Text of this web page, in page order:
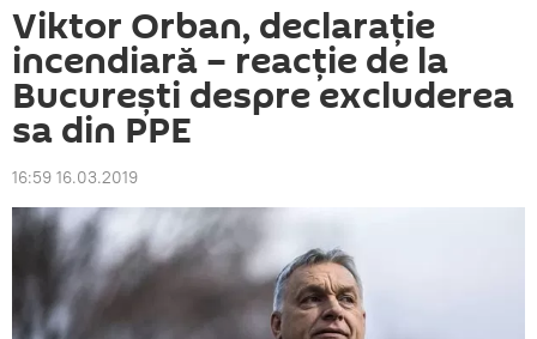
Viktor Orban, declarație
incendiară – reacție de la
București despre excluderea
sa din PPE
16:59 16.03.2019